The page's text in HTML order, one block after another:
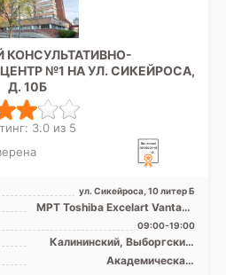
КОНСУЛЬТАТИВНО-
№1 НА УЛ. СИКЕЙРОСА,
Д. 10Б
3.0 из 5
ул. Сикейроса, 10 литер Б
МРТ Toshiba Excelart Vantage
Atlas 1.5T закрытый тип, КТ
Philips 64 ср ...
09:00-19:00
Калининский, Выборгский,
Кронштадтский, Курортный,
Приморский, Лен. область
Академическая,